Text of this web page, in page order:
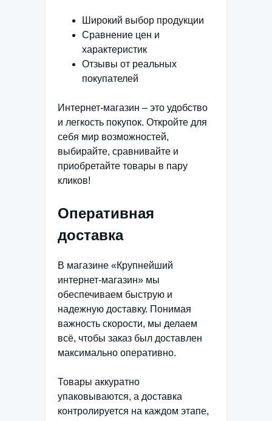
Широкий выбор продукции
Сравнение цен и
характеристик
Отзывы от реальных
покупателей
Интернет-магазин – это удобство
и легкость покупок. Откройте для
себя мир возможностей,
выбирайте, сравнивайте и
приобретайте товары в пару
кликов!
Оперативная
доставка
В магазине «Крупнейший
интернет-магазин» мы
обеспечиваем быструю и
надежную доставку. Понимая
важность скорости, мы делаем
всё, чтобы заказ был доставлен
максимально оперативно.
Товары аккуратно
упаковываются, а доставка
контролируется на каждом этапе,